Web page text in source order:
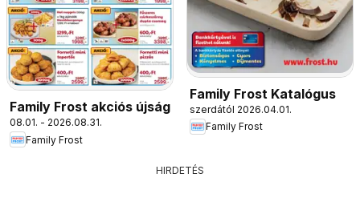
Family Frost akciós újság
08.01. - 2026.08.31.
Family Frost
Family Frost Katalógus
szerdától 2026.04.01.
Family Frost
HIRDETÉS